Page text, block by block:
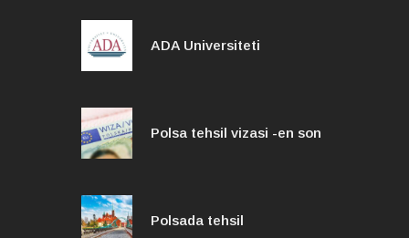
ADA Universiteti
Polsa tehsil vizasi -en son
Polsada tehsil